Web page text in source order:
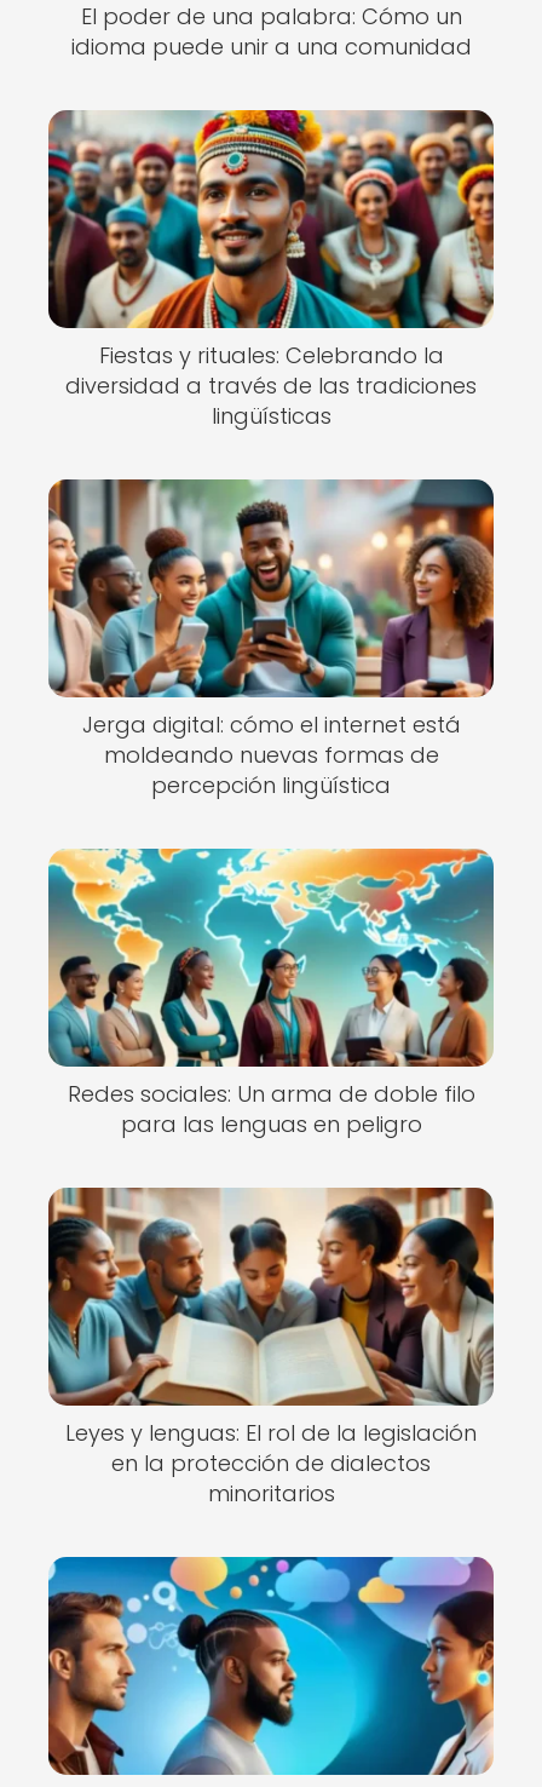
El poder de una palabra: Cómo un
idioma puede unir a una comunidad
Fiestas y rituales: Celebrando la
diversidad a través de las tradiciones
lingüísticas
Jerga digital: cómo el internet está
moldeando nuevas formas de
percepción lingüística
Redes sociales: Un arma de doble filo
para las lenguas en peligro
Leyes y lenguas: El rol de la legislación
en la protección de dialectos
minoritarios